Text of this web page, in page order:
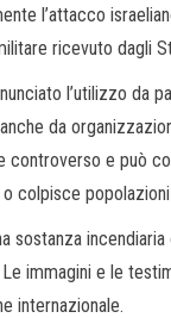
l’attacco
ricevuto dagli
l’utilizzo da
da
controverso e può
colpisce
sostanza
immagini e le
internazionale.